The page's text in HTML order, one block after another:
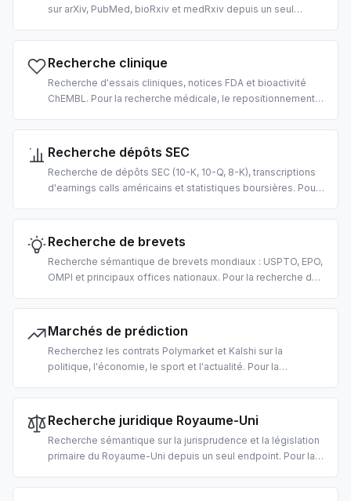
sur arXiv, PubMed, bioRxiv et medRxiv depuis un seul
sur corpus scientifiques et l'extraction de citations.
Recherche clinique
Recherche d'essais cliniques, notices FDA et bioactivité
ChEMBL. Pour la recherche médicale, le repositionnement
IA.
Recherche dépôts SEC
Recherche de dépôts SEC (10-K, 10-Q, 8-K), transcriptions
d'earnings calls américains et statistiques boursières. Pour
RAG financiers pilotés par IA.
Recherche de brevets
Recherche sémantique de brevets mondiaux : USPTO, EPO,
OMPI et principaux offices nationaux. Pour la recherche de
concurrentielle pilotée par IA.
Marchés de prédiction
Recherchez les contrats Polymarket et Kalshi sur la
politique, l'économie, le sport et l'actualité. Pour la
probabilités dans les réponses LLM.
Recherche juridique Royaume-Uni
Recherche sémantique sur la jurisprudence et la législation
primaire du Royaume-Uni depuis un seul endpoint. Pour la
l'interprétation statutaire pilotée par IA.